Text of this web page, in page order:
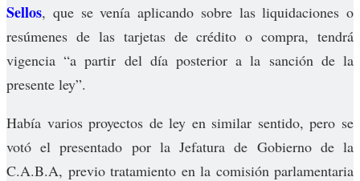
Sellos, que se venía aplicando sobre las liquidaciones o
resúmenes de las tarjetas de crédito o compra, tendrá
vigencia “a partir del día posterior a la sanción de la
presente ley”.
Había varios proyectos de ley en similar sentido, pero se
votó el presentado por la Jefatura de Gobierno de la
C.A.B.A, previo tratamiento en la comisión parlamentaria